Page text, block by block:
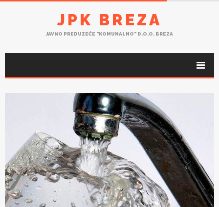
JPK BREZA
JAVNO PREDUZEĆE "KOMUNALNO" D.O.O. BREZA